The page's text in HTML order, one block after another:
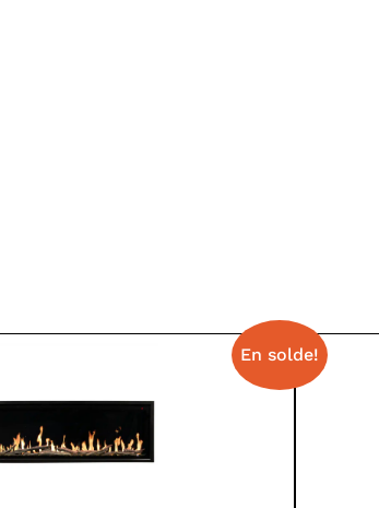
En solde!